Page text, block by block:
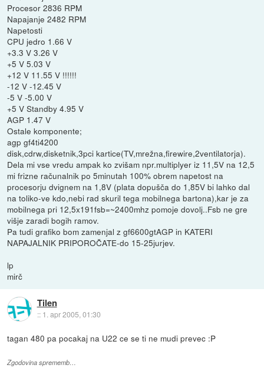
Procesor 2836 RPM
Napajanje 2482 RPM
Napetosti
CPU jedro 1.66 V
+3.3 V 3.26 V
+5 V 5.03 V
+12 V 11.55 V !!!!!!
-12 V -12.45 V
-5 V -5.00 V
+5 V Standby 4.95 V
AGP 1.47 V
Ostale komponente;
agp gf4ti4200
disk,cdrw,disketnik,3pci kartice(TV,mrežna,firewire,2ventilatorja).
Dela mi vse vredu ampak ko zvišam npr.multiplyer iz 11,5V na 12,5
mi frizne računalnik po 5minutah 100% obrem napetost na
procesorju dvignem na 1,8V (plata dopušča do 1,85V bi lahko dal
na toliko-ve kdo,nebi rad skuril tega mobilnega bartona),kar je za
mobilnega pri 12,5x191fsb=~2400mhz pomoje dovolj..Fsb ne gre
višje zaradi bogih ramov.
Pa tudi grafiko bom zamenjal z gf6600gtAGP in KATERI
NAPAJALNIK PRIPOROČATE-do 15-25jurjev.
lp
mirč
Tilen
:: 1. apr 2005, 01:30
tagan 480 pa pocakaj na U22 ce se ti ne mudi prevec :P
Zgodovina sprememb…